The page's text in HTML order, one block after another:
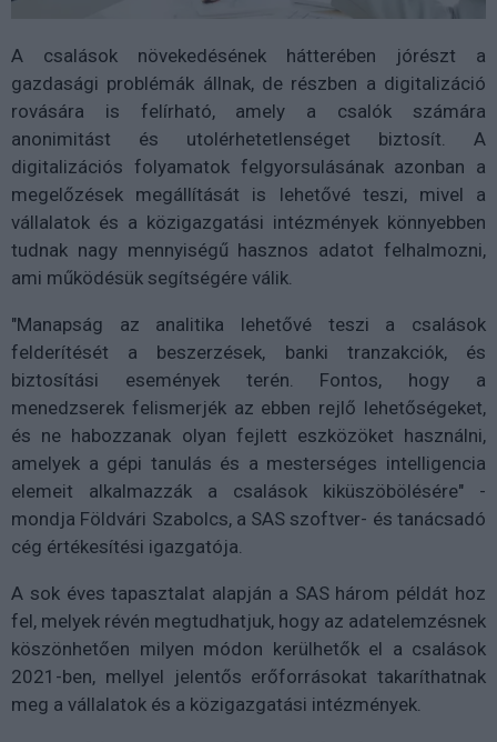
A csalások növekedésének hátterében jórészt a
gazdasági problémák állnak, de részben a digitalizáció
rovására is felírható, amely a csalók számára
anonimitást és utolérhetetlenséget biztosít. A
digitalizációs folyamatok felgyorsulásának azonban a
megelőzések megállítását is lehetővé teszi, mivel a
vállalatok és a közigazgatási intézmények könnyebben
tudnak nagy mennyiségű hasznos adatot felhalmozni,
ami működésük segítségére válik.
"Manapság az analitika lehetővé teszi a csalások
felderítését a beszerzések, banki tranzakciók, és
biztosítási események terén. Fontos, hogy a
menedzserek felismerjék az ebben rejlő lehetőségeket,
és ne habozzanak olyan fejlett eszközöket használni,
amelyek a gépi tanulás és a mesterséges intelligencia
elemeit alkalmazzák a csalások kiküszöbölésére" -
mondja Földvári Szabolcs, a SAS szoftver- és tanácsadó
cég értékesítési igazgatója.
A sok éves tapasztalat alapján a SAS három példát hoz
fel, melyek révén megtudhatjuk, hogy az adatelemzésnek
köszönhetően milyen módon kerülhetők el a csalások
2021-ben, mellyel jelentős erőforrásokat takaríthatnak
meg a vállalatok és a közigazgatási intézmények.